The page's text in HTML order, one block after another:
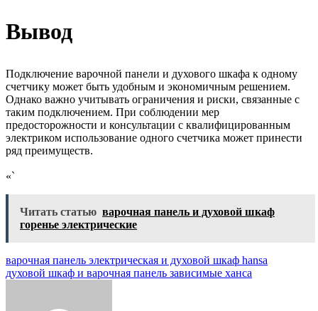
Вывод
Подключение варочной панели и духового шкафа к одному
счетчику может быть удобным и экономичным решением.
Однако важно учитывать ограничения и риски, связанные с
таким подключением. При соблюдении мер
предосторожности и консультации с квалифицированным
электриком использование одного счетчика может принести
ряд преимуществ.
«`
Читать статью варочная панель и духовой шкаф
горенье электрические
Навигация
варочная панель электрическая и духовой шкаф hansa
духовой шкаф и варочная панель зависимые ханса